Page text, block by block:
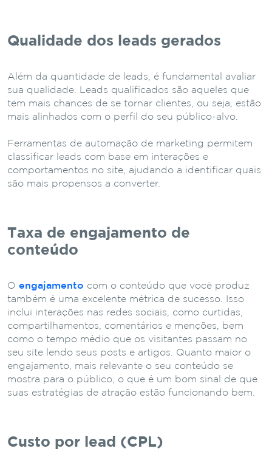
Qualidade dos leads gerados
Além da quantidade de leads, é fundamental avaliar
sua qualidade. Leads qualificados são aqueles que
têm mais chances de se tornar clientes, ou seja, estão
mais alinhados com o perfil do seu público-alvo.
Ferramentas de automação de marketing permitem
classificar leads com base em interações e
comportamentos no site, ajudando a identificar quais
são mais propensos a converter.
Taxa de engajamento de
conteúdo
O engajamento com o conteúdo que você produz
também é uma excelente métrica de sucesso. Isso
inclui interações nas redes sociais, como curtidas,
compartilhamentos, comentários e menções, bem
como o tempo médio que os visitantes passam no
seu site lendo seus posts e artigos. Quanto maior o
engajamento, mais relevante o seu conteúdo se
mostra para o público, o que é um bom sinal de que
suas estratégias de atração estão funcionando bem.
Custo por lead (CPL)